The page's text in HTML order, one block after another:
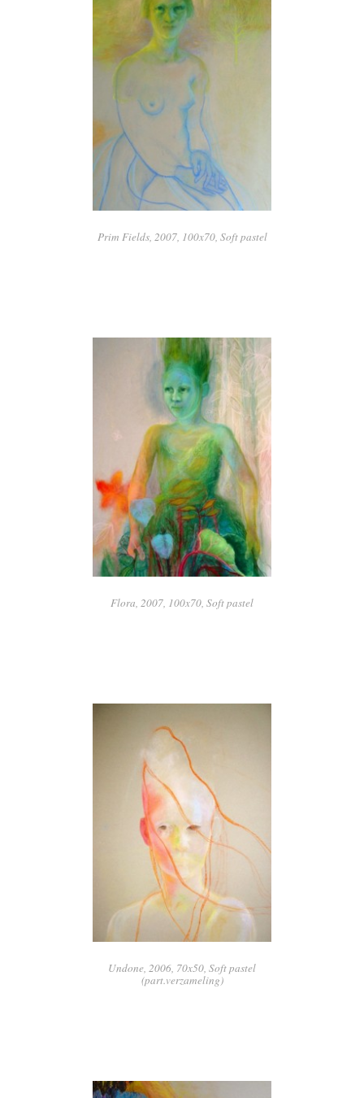
Prim Fields, 2007, 100x70, Soft pastel
Flora, 2007, 100x70, Soft pastel
Undone, 2006, 70x50, Soft pastel
(part.verzameling)